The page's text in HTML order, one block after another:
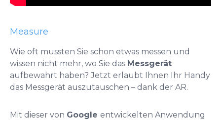
Measure
Wie oft mussten Sie schon etwas messen und
wissen nicht mehr, wo Sie das Messgerät
aufbewahrt haben? Jetzt erlaubt Ihnen Ihr Handy
das Messgerät auszutauschen – dank der AR.
Mit dieser von Google entwickelten Anwendung